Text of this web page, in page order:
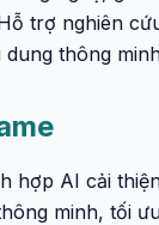
trợ nghiên
thông
hợp AI cải
minh, tối